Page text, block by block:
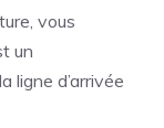
vous
un
ligne d’arrivée